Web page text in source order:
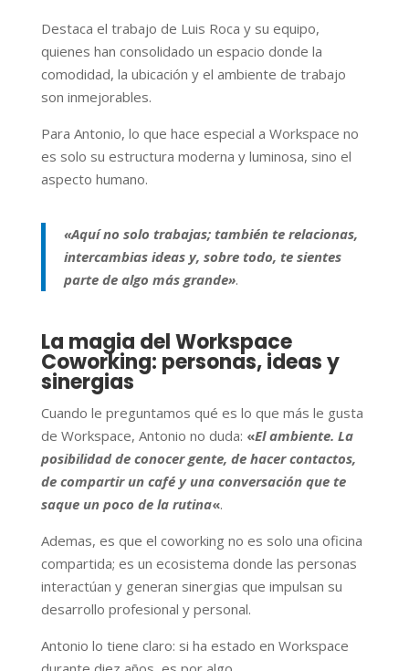
Destaca el trabajo de Luis Roca y su equipo,
quienes han consolidado un espacio donde la
comodidad, la ubicación y el ambiente de trabajo
son inmejorables.
Para Antonio, lo que hace especial a Workspace no
es solo su estructura moderna y luminosa, sino el
aspecto humano.
«Aquí no solo trabajas; también te relacionas,
intercambias ideas y, sobre todo, te sientes
parte de algo más grande».
La magia del Workspace
Coworking: personas, ideas y
sinergias
Cuando le preguntamos qué es lo que más le gusta
de Workspace, Antonio no duda: «El ambiente. La
posibilidad de conocer gente, de hacer contactos,
de compartir un café y una conversación que te
saque un poco de la rutina«.
Ademas, es que el coworking no es solo una oficina
compartida; es un ecosistema donde las personas
interactúan y generan sinergias que impulsan su
desarrollo profesional y personal.
Antonio lo tiene claro: si ha estado en Workspace